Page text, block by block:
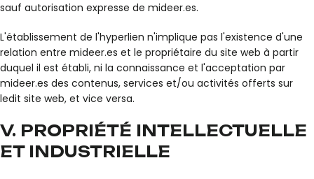
sauf autorisation expresse de mideer.es.
L'établissement de l'hyperlien n'implique pas l'existence d'une
relation entre mideer.es et le propriétaire du site web à partir
duquel il est établi, ni la connaissance et l'acceptation par
mideer.es des contenus, services et/ou activités offerts sur
ledit site web, et vice versa.
V. PROPRIÉTÉ INTELLECTUELLE
ET INDUSTRIELLE